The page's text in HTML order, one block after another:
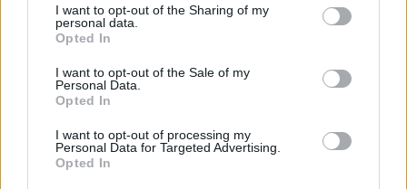
not limited to your visit or usage behaviour. You may click to
grant or deny consent to Google and its third-party tags to
use your data for below specified purposes in below Google
consent section.
I want to opt-out of the Sharing of my
personal data.
Opted In
I want to opt-out of the Sale of my
Personal Data.
Opted In
I want to opt-out of processing my
Personal Data for Targeted Advertising.
Opted In
Népszerű